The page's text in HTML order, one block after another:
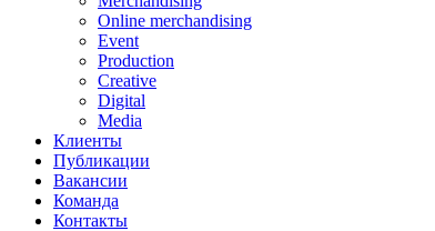
Online merchandising
Event
Production
Creative
Digital
Media
Клиенты
Публикации
Вакансии
Команда
Контакты